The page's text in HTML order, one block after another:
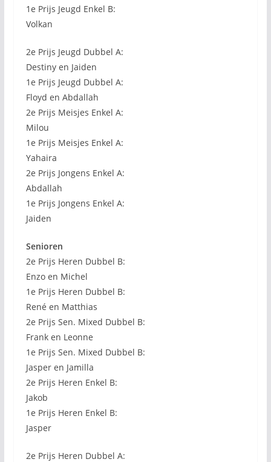
1e Prijs Jeugd Enkel B:
Volkan
2e Prijs Jeugd Dubbel A:
Destiny en Jaiden
1e Prijs Jeugd Dubbel A:
Floyd en Abdallah
2e Prijs Meisjes Enkel A:
Milou
1e Prijs Meisjes Enkel A:
Yahaira
2e Prijs Jongens Enkel A:
Abdallah
1e Prijs Jongens Enkel A:
Jaiden
Senioren
2e Prijs Heren Dubbel B:
Enzo en Michel
1e Prijs Heren Dubbel B:
René en Matthias
2e Prijs Sen. Mixed Dubbel B:
Frank en Leonne
1e Prijs Sen. Mixed Dubbel B:
Jasper en Jamilla
2e Prijs Heren Enkel B:
Jakob
1e Prijs Heren Enkel B:
Jasper
2e Prijs Heren Dubbel A: